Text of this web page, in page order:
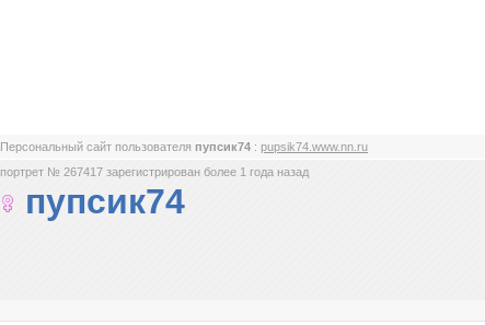
Персональный сайт пользователя пупсик74 : pupsik74.www.nn.ru
портрет № 267417 зарегистрирован более 1 года назад
пупсик74